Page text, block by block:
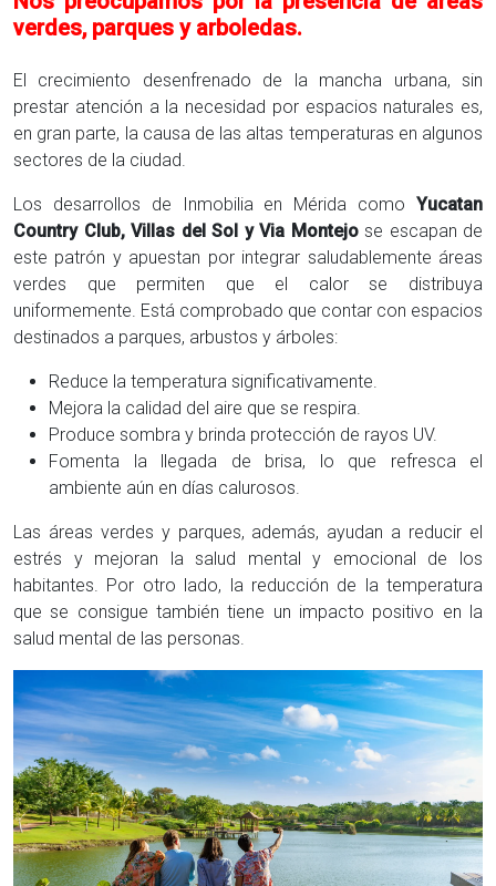
verdes, parques y arboledas.
El crecimiento desenfrenado de la mancha urbana, sin
prestar atención a la necesidad por espacios naturales es,
en gran parte, la causa de las altas temperaturas en algunos
sectores de la ciudad.
Los desarrollos de Inmobilia en Mérida como Yucatan
Country Club, Villas del Sol y Via Montejose escapan de
este patrón y apuestan por integrar saludablemente áreas
verdes que permiten que el calor se distribuya
uniformemente. Está comprobado que contar con espacios
destinados a parques, arbustos y árboles:
Reduce la temperatura significativamente.
Mejora la calidad del aire que se respira.
Produce sombra y brinda protección de rayos UV.
Fomenta la llegada de brisa, lo que refresca el
ambiente aún en días calurosos.
Las áreas verdes y parques, además, ayudan a reducir el
estrés y mejoran la salud mental y emocional de los
habitantes. Por otro lado, la reducción de la temperatura
que se consigue también tiene un impacto positivo en la
salud mental de las personas.